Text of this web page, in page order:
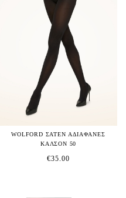
WOLFORD ΣΑΤΕΝ ΑΔΙΑΦΑΝΕΣ
ΚΑΛΣΟΝ 50
€35.00